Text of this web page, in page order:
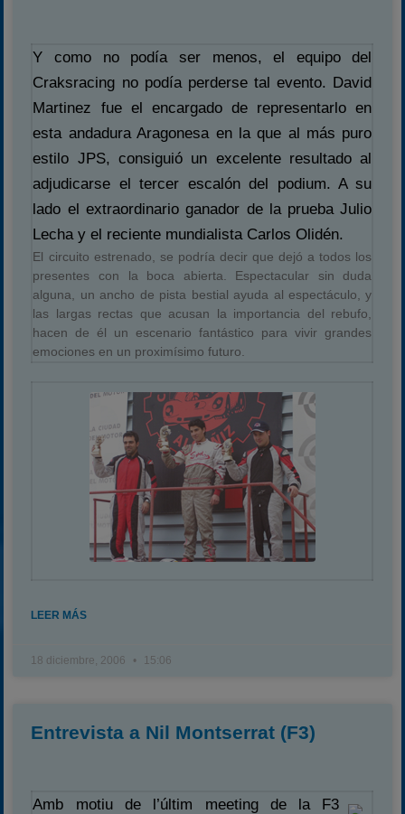
Y como no podía ser menos, el equipo del
Craksracing no podía perderse tal evento. David
Martinez fue el encargado de representarlo en
esta andadura Aragonesa en la que al más puro
estilo JPS, consiguió un excelente resultado al
adjudicarse el tercer escalón del podium. A su
lado el extraordinario ganador de la prueba Julio
Lecha y el reciente mundialista Carlos Olidén.
El circuito estrenado, se podría decir que dejó a todos los
presentes con la boca abierta. Espectacular sin duda
alguna, un ancho de pista bestial ayuda al espectáculo, y
las largas rectas que acusan la importancia del rebufo,
hacen de él un escenario fantástico para vivir grandes
emociones en un proximísimo futuro.
LEER MÁS
18 diciembre, 2006 15:06
Entrevista a Nil Montserrat (F3)
Amb motiu de l’últim meeting de la F3